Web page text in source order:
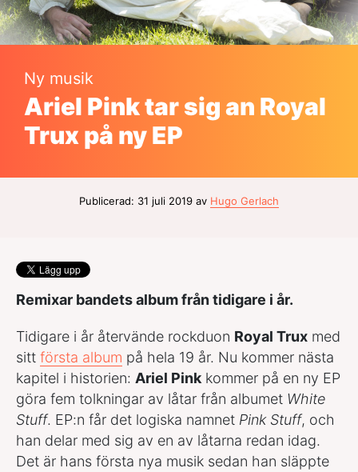
Ny musik
Ariel Pink tar sig an Royal
Trux på ny EP
Publicerad: 31 juli 2019 av Hugo Gerlach
Remixar bandets album från tidigare i år.
Tidigare i år återvände rockduon Royal Trux med
sitt första album på hela 19 år. Nu kommer nästa
kapitel i historien: Ariel Pink kommer på en ny EP
göra fem tolkningar av låtar från albumet White
Stuff. EP:n får det logiska namnet Pink Stuff, och
han delar med sig av en av låtarna redan idag.
Det är hans första nya musik sedan han släppte